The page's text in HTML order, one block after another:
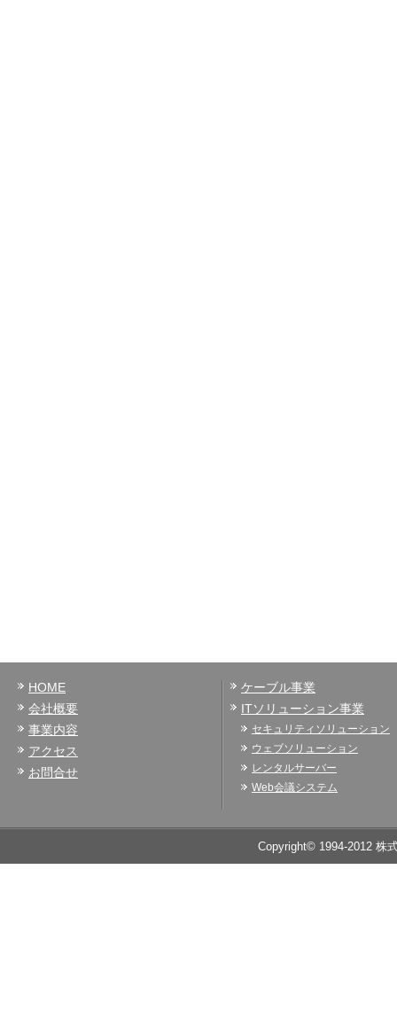
HOME
会社概要
事業内容
アクセス
お問合せ
ケーブル事業
ITソリューション事業
セキュリティソリューション
ウェブソリューション
レンタルサーバー
Web会議システム
Copyright© 1994-2012 株